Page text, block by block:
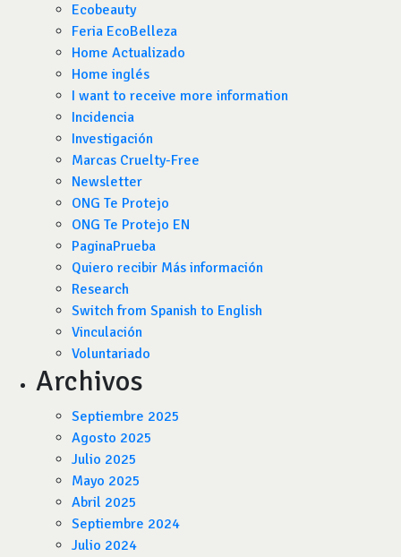
Ecobeauty
Feria EcoBelleza
Home Actualizado
Home inglés
I want to receive more information
Incidencia
Investigación
Marcas Cruelty-Free
Newsletter
ONG Te Protejo
ONG Te Protejo EN
PaginaPrueba
Quiero recibir Más información
Research
Switch from Spanish to English
Vinculación
Voluntariado
Archivos
Septiembre 2025
Agosto 2025
Julio 2025
Mayo 2025
Abril 2025
Septiembre 2024
Julio 2024